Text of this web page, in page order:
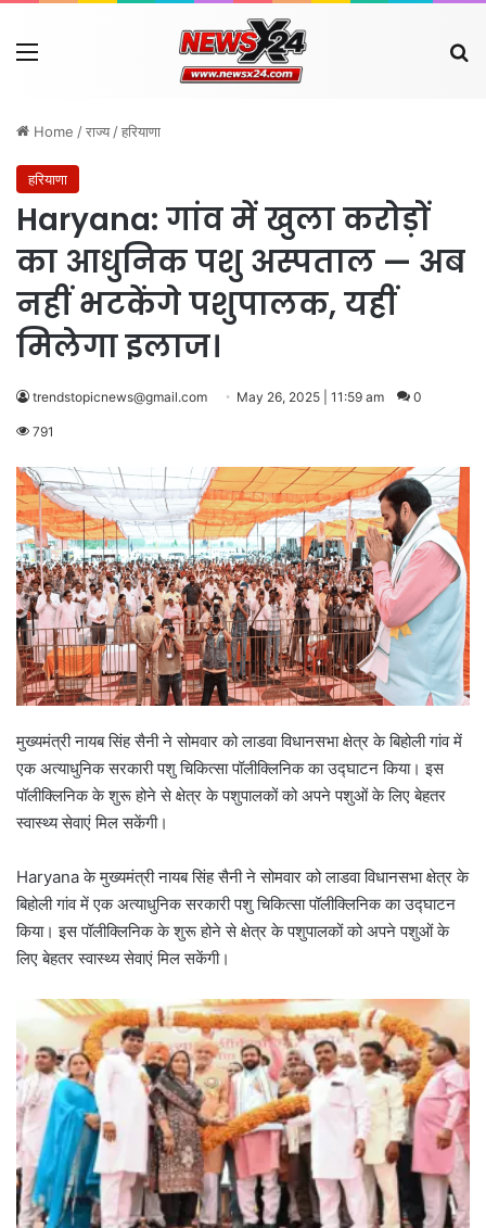
Menu
Home /राज्य /हरियाणा
हरियाणा
Haryana: गांव में खुला करोड़ों
का आधुनिक पशु अस्पताल — अब
नहीं भटकेंगे पशुपालक, यहीं
मिलेगा इलाज।
trendstopicnews@gmail.com May 26, 2025 | 11:59 am 0
791
मुख्यमंत्री नायब सिंह सैनी ने सोमवार को लाडवा विधानसभा क्षेत्र के बिहोली गांव में
एक अत्याधुनिक सरकारी पशु चिकित्सा पॉलीक्लिनिक का उद्घाटन किया। इस
पॉलीक्लिनिक के शुरू होने से क्षेत्र के पशुपालकों को अपने पशुओं के लिए बेहतर
स्वास्थ्य सेवाएं मिल सकेंगी।
Haryana के मुख्यमंत्री नायब सिंह सैनी ने सोमवार को लाडवा विधानसभा क्षेत्र के
बिहोली गांव में एक अत्याधुनिक सरकारी पशु चिकित्सा पॉलीक्लिनिक का उद्घाटन
किया। इस पॉलीक्लिनिक के शुरू होने से क्षेत्र के पशुपालकों को अपने पशुओं के
लिए बेहतर स्वास्थ्य सेवाएं मिल सकेंगी।